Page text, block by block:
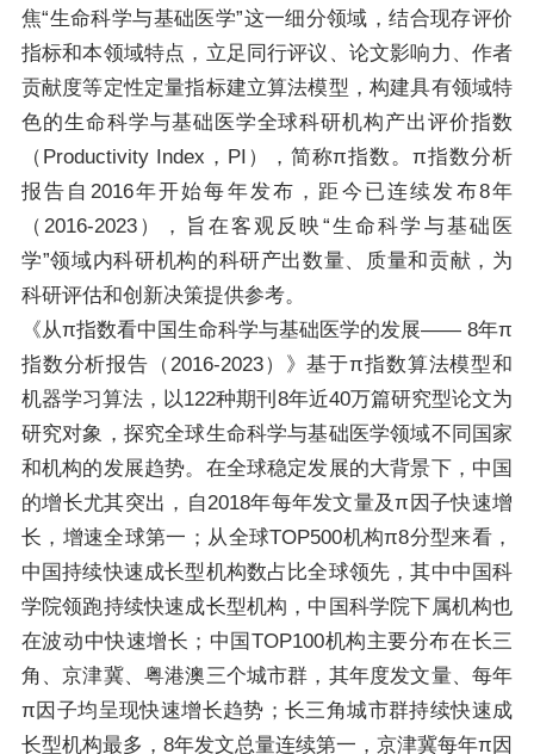
焦“生命科学与基础医学”这一细分领域，结合现存评价
指标和本领域特点，立足同行评议、论文影响力、作者
贡献度等定性定量指标建立算法模型，构建具有领域特
色的生命科学与基础医学全球科研机构产出评价指数
（Productivity Index，PI），简称π指数。π指数分析
报告自2016年开始每年发布，距今已连续发布8年
（2016-2023），旨在客观反映“生命科学与基础医
学”领域内科研机构的科研产出数量、质量和贡献，为
科研评估和创新决策提供参考。
《从π指数看中国生命科学与基础医学的发展—— 8年π
指数分析报告（2016-2023）》基于π指数算法模型和
机器学习算法，以122种期刊8年近40万篇研究型论文为
研究对象，探究全球生命科学与基础医学领域不同国家
和机构的发展趋势。在全球稳定发展的大背景下，中国
的增长尤其突出，自2018年每年发文量及π因子快速增
长，增速全球第一；从全球TOP500机构π8分型来看，
中国持续快速成长型机构数占比全球领先，其中中国科
学院领跑持续快速成长型机构，中国科学院下属机构也
在波动中快速增长；中国TOP100机构主要分布在长三
角、京津冀、粤港澳三个城市群，其年度发文量、每年
π因子均呈现快速增长趋势；长三角城市群持续快速成
长型机构最多，8年发文总量连续第一，京津冀每年π因